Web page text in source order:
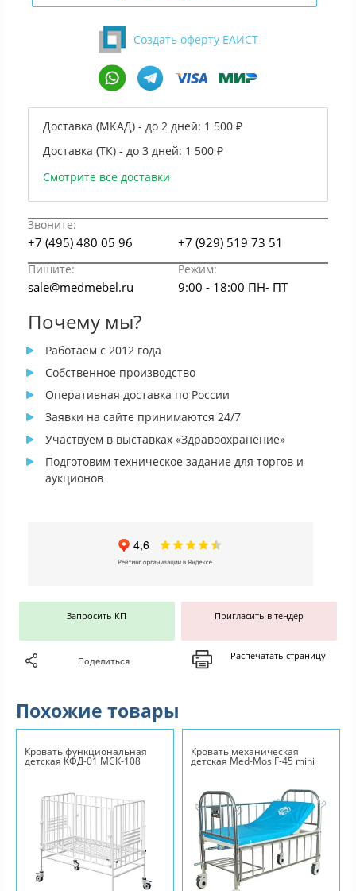
Создать оферту ЕАИСТ
Доставка (МКАД) - до 2 дней: 1 500 ₽
Доставка (ТК) - до 3 дней: 1 500 ₽
Смотрите все доставки
Звоните:
+7 (495) 480 05 96 +7 (929) 519 73 51
Пишите: Режим:
sale@medmebel.ru 9:00 - 18:00 ПН- ПТ
Почему мы?
Работаем с 2012 года
Собственное производство
Оперативная доставка по России
Заявки на сайте принимаются 24/7
Участвуем в выставках «Здравоохранение»
Подготовим техническое задание для торгов и
аукционов
Запросить КП Пригласить в тендер
Поделиться Распечатать страницу
Похожие товары
Кровать функциональная
детская КФД-01 МСК-108
Кровать механическая
детская Med-Mos F-45 mini